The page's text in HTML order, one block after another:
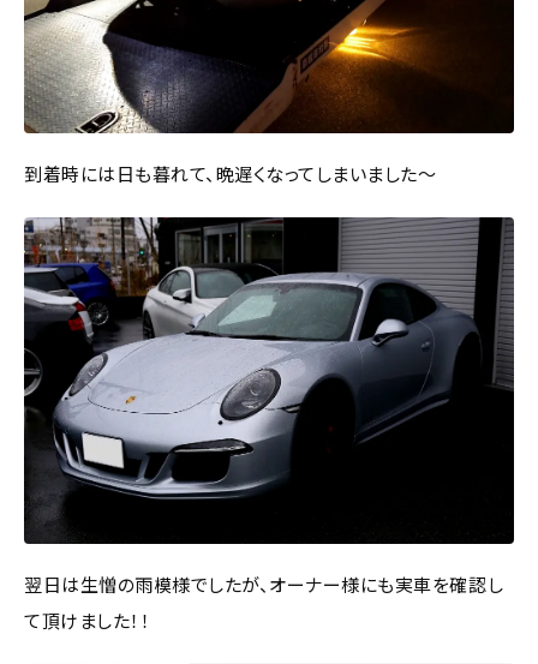
到着時には日も暮れて、晩遅くなってしまいました～
翌日は生憎の雨模様でしたが、オーナー様にも実車を確認し
て頂けました！！